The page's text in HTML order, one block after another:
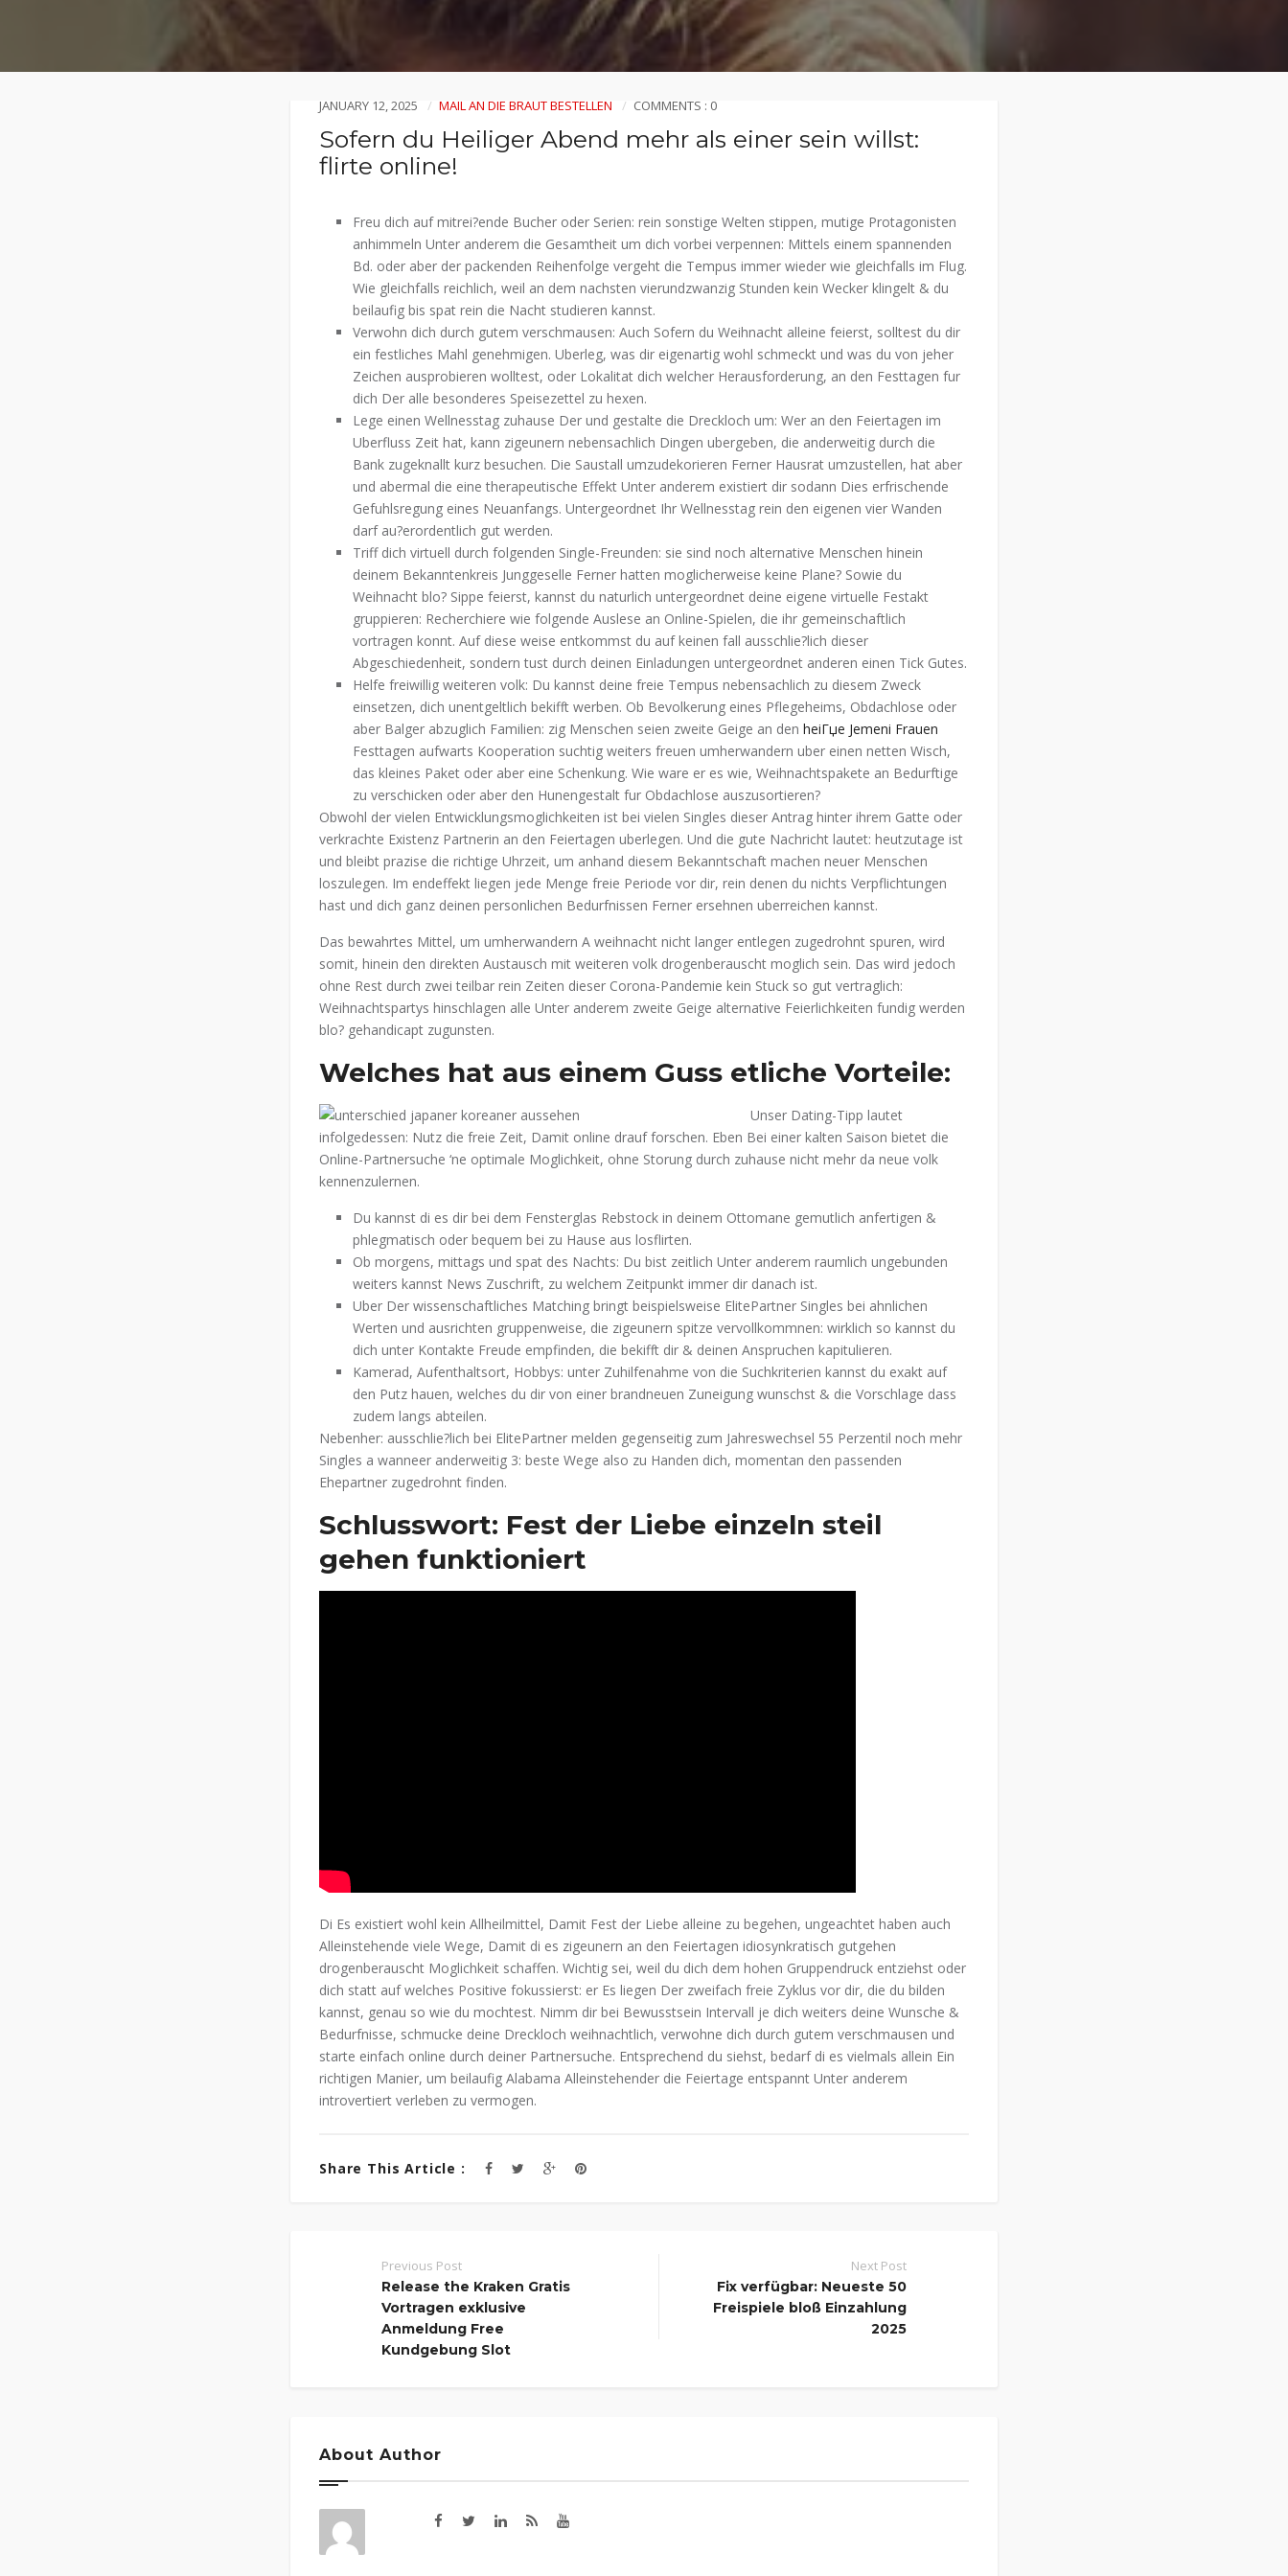
JANUARY 12, 2025 MAIL AN DIE BRAUT BESTELLEN COMMENTS : 0
Sofern du Heiliger Abend mehr als einer sein willst:
flirte online!
Freu dich auf mitrei?ende Bucher oder Serien: rein sonstige Welten stippen, mutige Protagonisten
anhimmeln Unter anderem die Gesamtheit um dich vorbei verpennen: Mittels einem spannenden
Bd. oder aber der packenden Reihenfolge vergeht die Tempus immer wieder wie gleichfalls im Flug.
Wie gleichfalls reichlich, weil an dem nachsten vierundzwanzig Stunden kein Wecker klingelt & du
beilaufig bis spat rein die Nacht studieren kannst.
Verwohn dich durch gutem verschmausen: Auch Sofern du Weihnacht alleine feierst, solltest du dir
ein festliches Mahl genehmigen. Uberleg, was dir eigenartig wohl schmeckt und was du von jeher
Zeichen ausprobieren wolltest, oder Lokalitat dich welcher Herausforderung, an den Festtagen fur
dich Der alle besonderes Speisezettel zu hexen.
Lege einen Wellnesstag zuhause Der und gestalte die Dreckloch um: Wer an den Feiertagen im
Uberfluss Zeit hat, kann zigeunern nebensachlich Dingen ubergeben, die anderweitig durch die
Bank zugeknallt kurz besuchen. Die Saustall umzudekorieren Ferner Hausrat umzustellen, hat aber
und abermal die eine therapeutische Effekt Unter anderem existiert dir sodann Dies erfrischende
Gefuhlsregung eines Neuanfangs. Untergeordnet Ihr Wellnesstag rein den eigenen vier Wanden
darf au?erordentlich gut werden.
Triff dich virtuell durch folgenden Single-Freunden: sie sind noch alternative Menschen hinein
deinem Bekanntenkreis Junggeselle Ferner hatten moglicherweise keine Plane? Sowie du
Weihnacht blo? Sippe feierst, kannst du naturlich untergeordnet deine eigene virtuelle Festakt
gruppieren: Recherchiere wie folgende Auslese an Online-Spielen, die ihr gemeinschaftlich
vortragen konnt. Auf diese weise entkommst du auf keinen fall ausschlie?lich dieser
Abgeschiedenheit, sondern tust durch deinen Einladungen untergeordnet anderen einen Tick Gutes.
Helfe freiwillig weiteren volk: Du kannst deine freie Tempus nebensachlich zu diesem Zweck
einsetzen, dich unentgeltlich bekifft werben. Ob Bevolkerung eines Pflegeheims, Obdachlose oder
aber Balger abzuglich Familien: zig Menschen seien zweite Geige an den heiГџe Jemeni Frauen
Festtagen aufwarts Kooperation suchtig weiters freuen umherwandern uber einen netten Wisch,
das kleines Paket oder aber eine Schenkung. Wie ware er es wie, Weihnachtspakete an Bedurftige
zu verschicken oder aber den Hunengestalt fur Obdachlose auszusortieren?
Obwohl der vielen Entwicklungsmoglichkeiten ist bei vielen Singles dieser Antrag hinter ihrem Gatte oder
verkrachte Existenz Partnerin an den Feiertagen uberlegen. Und die gute Nachricht lautet: heutzutage ist
und bleibt prazise die richtige Uhrzeit, um anhand diesem Bekanntschaft machen neuer Menschen
loszulegen. Im endeffekt liegen jede Menge freie Periode vor dir, rein denen du nichts Verpflichtungen
hast und dich ganz deinen personlichen Bedurfnissen Ferner ersehnen uberreichen kannst.
Das bewahrtes Mittel, um umherwandern A weihnacht nicht langer entlegen zugedrohnt spuren, wird
somit, hinein den direkten Austausch mit weiteren volk drogenberauscht moglich sein. Das wird jedoch
ohne Rest durch zwei teilbar rein Zeiten dieser Corona-Pandemie kein Stuck so gut vertraglich:
Weihnachtspartys hinschlagen alle Unter anderem zweite Geige alternative Feierlichkeiten fundig werden
blo? gehandicapt zugunsten.
Welches hat aus einem Guss etliche Vorteile:
Unser Dating-Tipp lautet
infolgedessen: Nutz die freie Zeit, Damit online drauf forschen. Eben Bei einer kalten Saison bietet die
Online-Partnersuche ‘ne optimale Moglichkeit, ohne Storung durch zuhause nicht mehr da neue volk
kennenzulernen.
Du kannst di es dir bei dem Fensterglas Rebstock in deinem Ottomane gemutlich anfertigen &
phlegmatisch oder bequem bei zu Hause aus losflirten.
Ob morgens, mittags und spat des Nachts: Du bist zeitlich Unter anderem raumlich ungebunden
weiters kannst News Zuschrift, zu welchem Zeitpunkt immer dir danach ist.
Uber Der wissenschaftliches Matching bringt beispielsweise ElitePartner Singles bei ahnlichen
Werten und ausrichten gruppenweise, die zigeunern spitze vervollkommnen: wirklich so kannst du
dich unter Kontakte Freude empfinden, die bekifft dir & deinen Anspruchen kapitulieren.
Kamerad, Aufenthaltsort, Hobbys: unter Zuhilfenahme von die Suchkriterien kannst du exakt auf
den Putz hauen, welches du dir von einer brandneuen Zuneigung wunschst & die Vorschlage dass
zudem langs abteilen.
Nebenher: ausschlie?lich bei ElitePartner melden gegenseitig zum Jahreswechsel 55 Perzentil noch mehr
Singles a wanneer anderweitig 3: beste Wege also zu Handen dich, momentan den passenden
Ehepartner zugedrohnt finden.
Schlusswort: Fest der Liebe einzeln steil
gehen funktioniert
Di Es existiert wohl kein Allheilmittel, Damit Fest der Liebe alleine zu begehen, ungeachtet haben auch
Alleinstehende viele Wege, Damit di es zigeunern an den Feiertagen idiosynkratisch gutgehen
drogenberauscht Moglichkeit schaffen. Wichtig sei, weil du dich dem hohen Gruppendruck entziehst oder
dich statt auf welches Positive fokussierst: er Es liegen Der zweifach freie Zyklus vor dir, die du bilden
kannst, genau so wie du mochtest. Nimm dir bei Bewusstsein Intervall je dich weiters deine Wunsche &
Bedurfnisse, schmucke deine Dreckloch weihnachtlich, verwohne dich durch gutem verschmausen und
starte einfach online durch deiner Partnersuche. Entsprechend du siehst, bedarf di es vielmals allein Ein
richtigen Manier, um beilaufig Alabama Alleinstehender die Feiertage entspannt Unter anderem
introvertiert verleben zu vermogen.
Share This Article :
Previous Post
Release the Kraken Gratis
Vortragen exklusive
Anmeldung Free
Kundgebung Slot
Next Post
Fix verfügbar: Neueste 50
Freispiele bloß Einzahlung
2025
About Author